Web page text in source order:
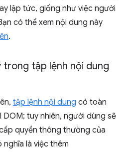
lập tức, giống như việc người
có thể xem nội dung này
.
trong tập lệnh nội dung
tập lệnh nội dung có toàn
tuy nhiên, người dùng sẽ
quyền thông thường của
là việc thêm